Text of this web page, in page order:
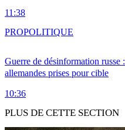
11:38
Guerre de désinformation russe
allemandes prises pour cible
10:36
PROPOLITIQUE
PLUS DE CETTE SECTION